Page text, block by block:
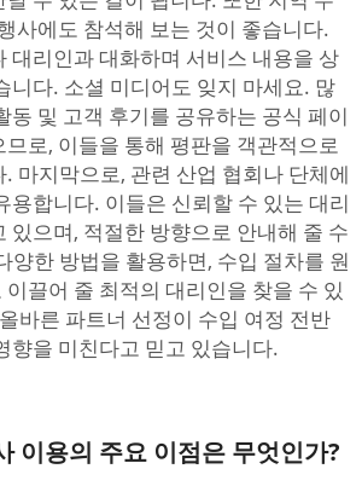
사에도 참석해 보는 것이 좋습니다.
대리인과 대화하며 서비스 내용을 상
니다. 소셜 미디어도 잊지 마세요. 많
동 및 고객 후기를 공유하는 공식 페이
로, 이들을 통해 평판을 객관적으로
마지막으로, 관련 산업 협회나 단체에
용합니다. 이들은 신뢰할 수 있는 대리
있으며, 적절한 방향으로 안내해 줄 수
양한 방법을 활용하면, 수입 절차를 원
끌어 줄 최적의 대리인을 찾을 수 있
바른 파트너 선정이 수입 여정 전반
향을 미친다고 믿고 있습니다.
이용의 주요 이점은 무엇인가?